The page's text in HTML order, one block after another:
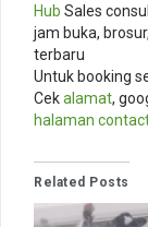
Hub Sales
jam buka,
terbaru
Untuk booking
Cekalamat,
halaman
Related Posts